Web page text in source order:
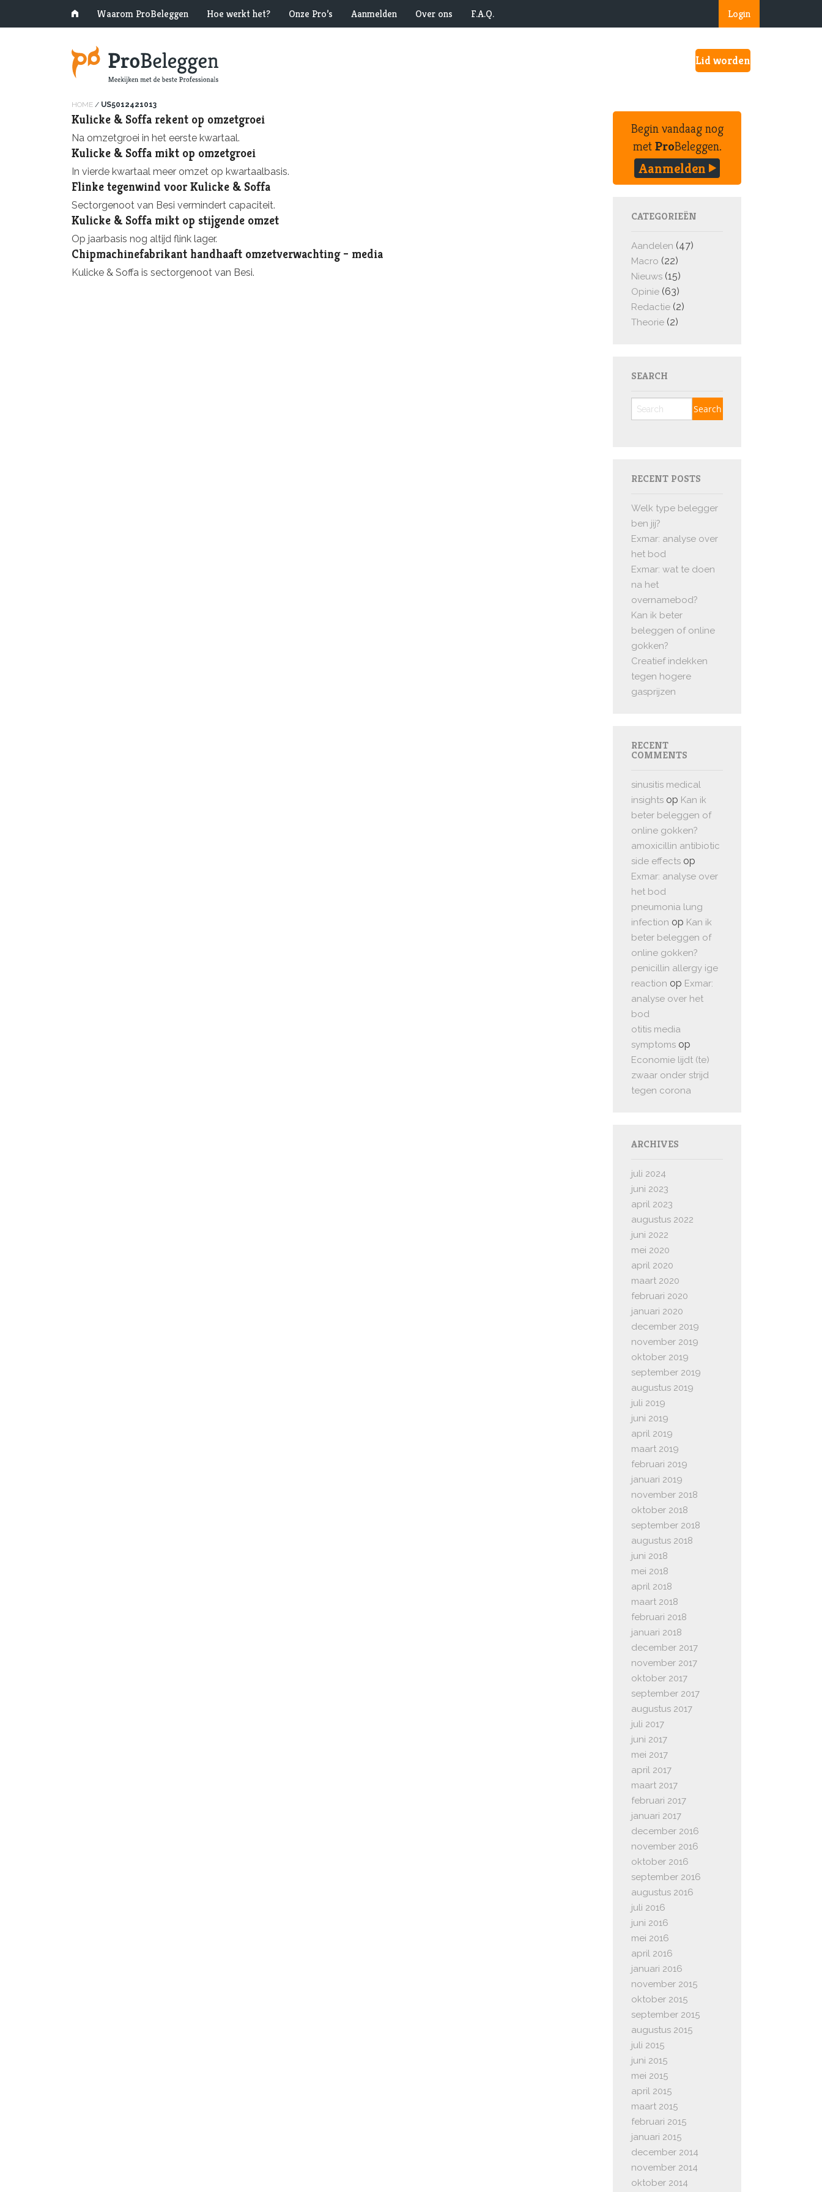
Login
Waarom ProBeleggen Hoe werkt het? Onze Pro’s Aanmelden Over ons F.A.Q.
Lid worden
HOME / US5012421013
Kulicke & Soffa rekent op omzetgroei
Na omzetgroei in het eerste kwartaal.
Kulicke & Soffa mikt op omzetgroei
In vierde kwartaal meer omzet op kwartaalbasis.
Flinke tegenwind voor Kulicke & Soffa
Sectorgenoot van Besi vermindert capaciteit.
Kulicke & Soffa mikt op stijgende omzet
Op jaarbasis nog altijd flink lager.
Chipmachinefabrikant handhaaft omzetverwachting – media
Kulicke & Soffa is sectorgenoot van Besi.
Begin vandaag nog
metProBeleggen.
Aanmelden
CATEGORIEËN
Aandelen (47)
Macro (22)
Nieuws (15)
Opinie (63)
Redactie (2)
Theorie (2)
SEARCH
RECENT POSTS
Welk type belegger
ben jij?
Exmar: analyse over
het bod
Exmar: wat te doen
na het
overnamebod?
Kan ik beter
beleggen of online
gokken?
Creatief indekken
tegen hogere
gasprijzen
RECENT
COMMENTS
sinusitis medical
insights op Kan ik
beter beleggen of
online gokken?
amoxicillin antibiotic
side effects op
Exmar: analyse over
het bod
pneumonia lung
infection op Kan ik
beter beleggen of
online gokken?
penicillin allergy ige
reaction op Exmar:
analyse over het
bod
otitis media
symptoms op
Economie lijdt (te)
zwaar onder strijd
tegen corona
ARCHIVES
juli 2024
juni 2023
april 2023
augustus 2022
juni 2022
mei 2020
april 2020
maart 2020
februari 2020
januari 2020
december 2019
november 2019
oktober 2019
september 2019
augustus 2019
juli 2019
juni 2019
april 2019
maart 2019
februari 2019
januari 2019
november 2018
oktober 2018
september 2018
augustus 2018
juni 2018
mei 2018
april 2018
maart 2018
februari 2018
januari 2018
december 2017
november 2017
oktober 2017
september 2017
augustus 2017
juli 2017
juni 2017
mei 2017
april 2017
maart 2017
februari 2017
januari 2017
december 2016
november 2016
oktober 2016
september 2016
augustus 2016
juli 2016
juni 2016
mei 2016
april 2016
januari 2016
november 2015
oktober 2015
september 2015
augustus 2015
juli 2015
juni 2015
mei 2015
april 2015
maart 2015
februari 2015
januari 2015
december 2014
november 2014
oktober 2014